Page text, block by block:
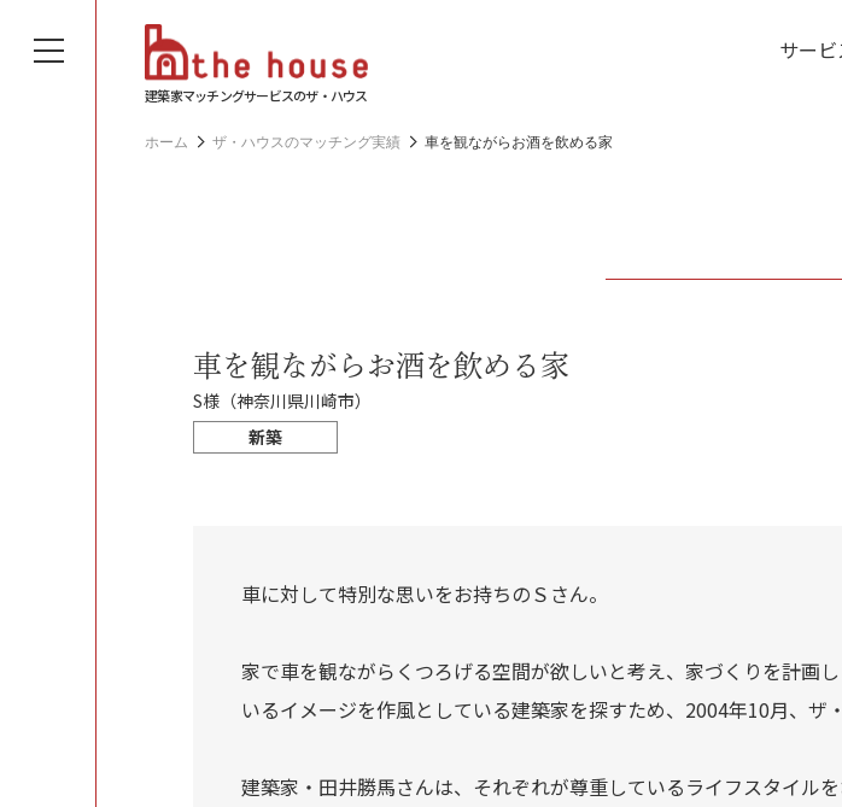
建築家マッチングサービスのザ・ハウス
サー
ホーム ザ・ハウスのマッチング実績 車を観ながらお酒を飲める家
車を観ながらお酒を飲める家
S様（神奈川県川崎市）
新築
車に対して特別な思いをお持ちのＳさん。
家で車を観ながらくつろげる空間が欲しいと考え、家づくりを計画
いるイメージを作風としている建築家を探すため、2004年10月、ザ
建築家・田井勝馬さんは、それぞれが尊重しているライフスタイル